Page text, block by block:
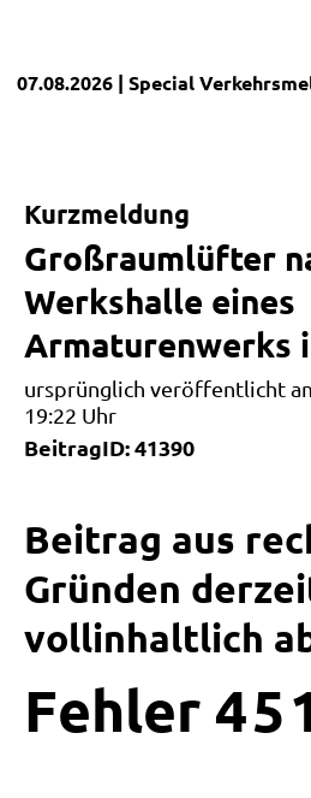
07.08.2026 | Special
Kurzmeldung
Großraumlüfter
Werkshalle eines
Armaturenwerks
ursprünglich veröffentlicht
19:22 Uhr
BeitragID: 41390
Beitrag aus
Gründen
vollinhaltlich
Fehler 4 5 1